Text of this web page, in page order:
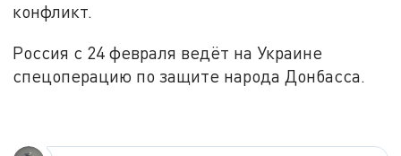
конфликт.
Россия с 24 февраля ведёт на Украине
спецоперацию по защите народа Донбасса.